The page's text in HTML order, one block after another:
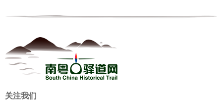
关注我们